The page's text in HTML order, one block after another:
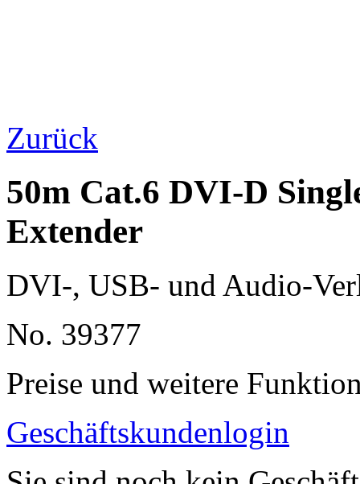
Zurück
50m Cat.6 DVI-D
Extender
DVI-, USB- und Audio-
No. 39377
Preise und weitere
Geschäftskundenlogin